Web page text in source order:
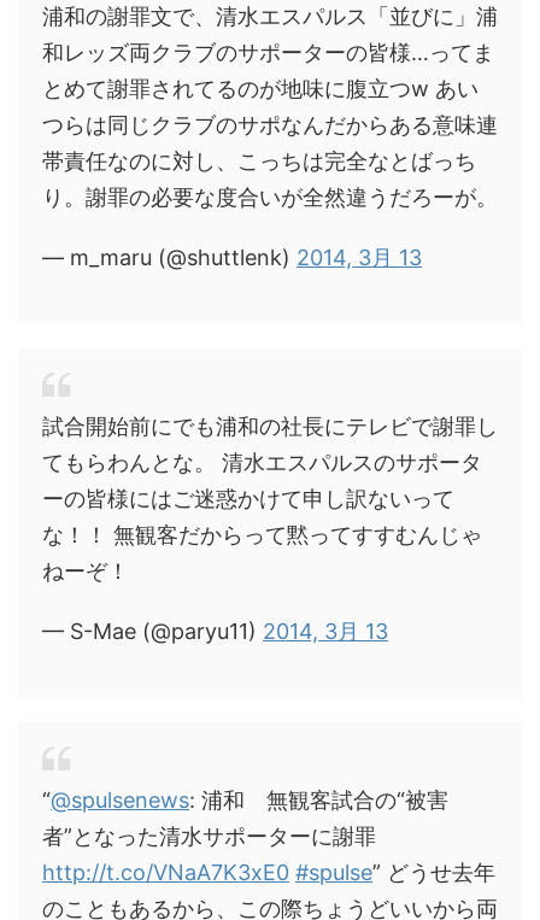
浦和の謝罪文で、清水エスパルス「並びに」浦
和レッズ両クラブのサポーターの皆様…ってま
とめて謝罪されてるのが地味に腹立つw あい
つらは同じクラブのサポなんだからある意味連
帯責任なのに対し、こっちは完全なとばっち
り。謝罪の必要な度合いが全然違うだろーが。
— m_maru (@shuttlenk) 2014, 3月 13
試合開始前にでも浦和の社長にテレビで謝罪し
てもらわんとな。 清水エスパルスのサポータ
ーの皆様にはご迷惑かけて申し訳ないって
な！！ 無観客だからって黙ってすすむんじゃ
ねーぞ！
— S-Mae (@paryu11) 2014, 3月 13
“@spulsenews: 浦和 無観客試合の“被害
者”となった清水サポーターに謝罪
http://t.co/VNaA7K3xE0 #spulse” どうせ去年
のこともあるから、この際ちょうどいいから両